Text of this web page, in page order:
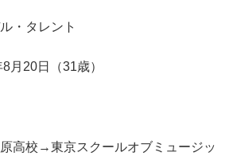
・タレント
月20日（31歳）
高校→東京スクールオブミュージッ